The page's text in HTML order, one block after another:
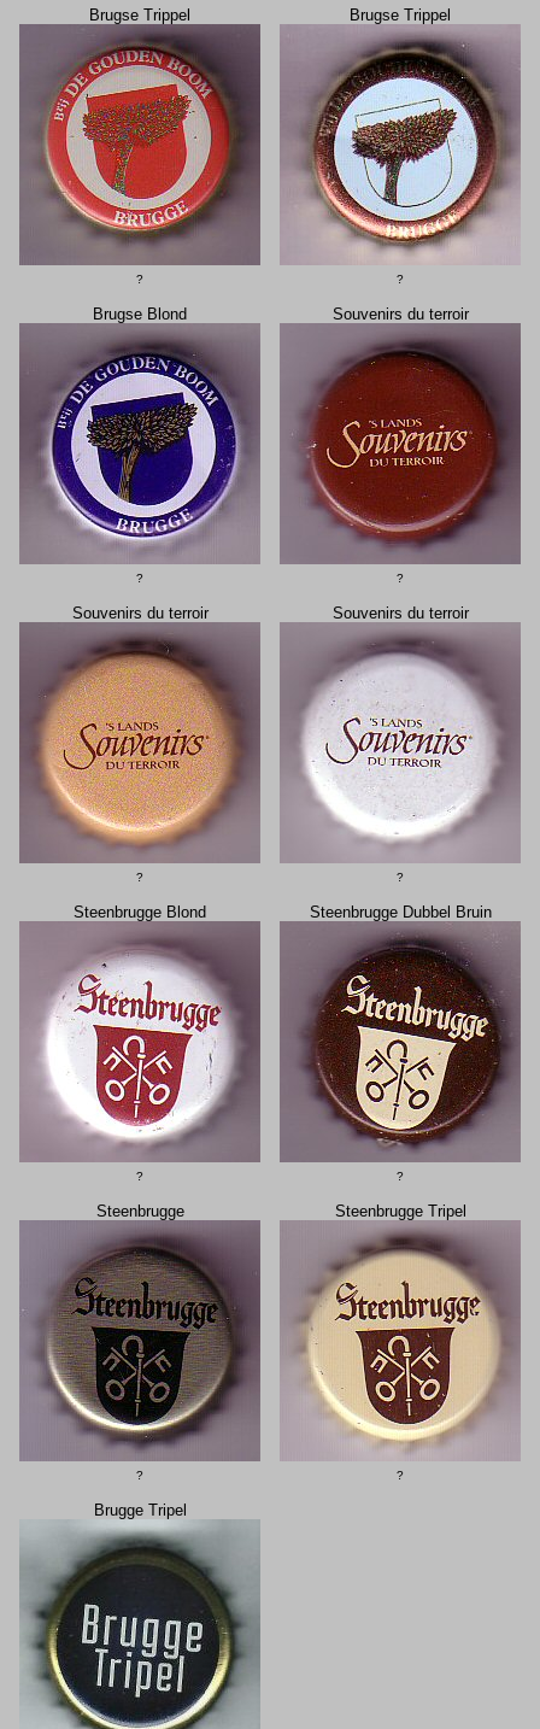
Brugse Trippel
?
Brugse Trippel
?
Brugse Blond
?
Souvenirs du terroir
?
Souvenirs du terroir
?
Souvenirs du terroir
?
Steenbrugge Blond
?
Steenbrugge Dubbel Bruin
?
Steenbrugge
?
Steenbrugge Tripel
?
Brugge Tripel